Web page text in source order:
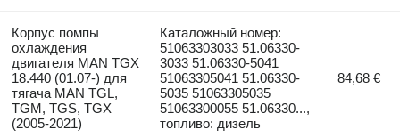
Корпус помпы
охлаждения
двигателя MAN TGX
18.440 (01.07-) для
тягача MAN TGL,
TGM, TGS, TGX
(2005-2021)
Каталожный номер:
51063303033 51.06330-
3033 51.06330-5041
51063305041 51.06330-
5035 51063305035
51063300055 51.06330...,
топливо: дизель
84,68 €